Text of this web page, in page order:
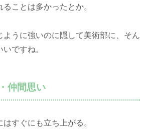
ことは多かったとか。
ように強いのに隠して美術部に、そん
ですね。
仲間思い
すぐにも立ち上がる。